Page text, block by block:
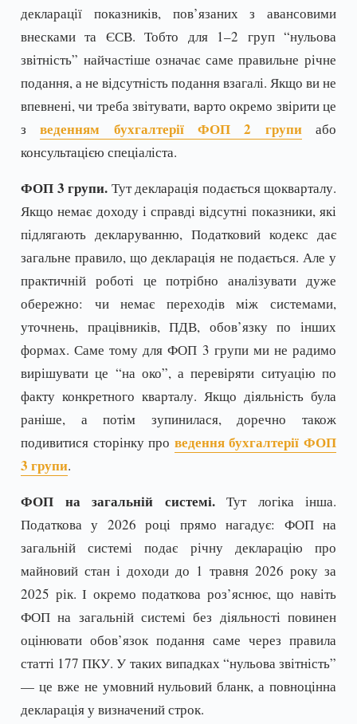
декларації показників, пов’язаних з авансовими
внесками та ЄСВ. Тобто для 1–2 груп “нульова
звітність” найчастіше означає саме правильне річне
подання, а не відсутність подання взагалі. Якщо ви не
впевнені, чи треба звітувати, варто окремо звірити це
зведенням бухгалтерії ФОП 2 групиабо
консультацією спеціаліста.
ФОП 3 групи. Тут декларація подається щокварталу.
Якщо немає доходу і справді відсутні показники, які
підлягають декларуванню, Податковий кодекс дає
загальне правило, що декларація не подається. Але у
практичній роботі це потрібно аналізувати дуже
обережно: чи немає переходів між системами,
уточнень, працівників, ПДВ, обов’язку по інших
формах. Саме тому для ФОП 3 групи ми не радимо
вирішувати це “на око”, а перевіряти ситуацію по
факту конкретного кварталу. Якщо діяльність була
раніше, а потім зупинилася, доречно також
подивитися сторінку про ведення бухгалтерії ФОП
3 групи.
ФОП на загальній системі.Тут логіка інша.
Податкова у 2026 році прямо нагадує: ФОП на
загальній системі подає річну декларацію про
майновий стан і доходи до 1 травня 2026 року за
2025 рік. І окремо податкова роз’яснює, що навіть
ФОП на загальній системі без діяльності повинен
оцінювати обов’язок подання саме через правила
статті 177 ПКУ. У таких випадках “нульова звітність”
— це вже не умовний нульовий бланк, а повноцінна
декларація у визначений строк.